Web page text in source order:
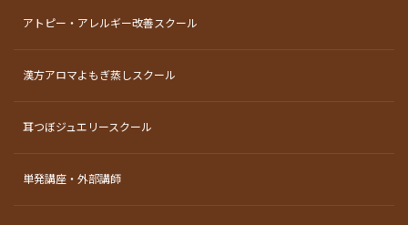
アトピー・アレルギー改善スクール
漢方アロマよもぎ蒸しスクール
耳つぼジュエリースクール
単発講座・外部講師